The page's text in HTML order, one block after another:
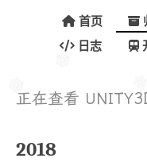
首页
日志
正在查看
2018